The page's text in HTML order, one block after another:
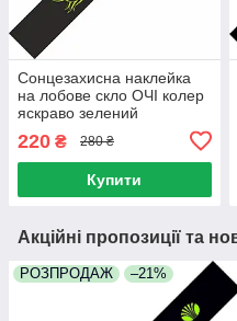
Сонцезахисна наклейка
на лобове скло ОЧІ колер
яскраво зелений
220 ₴ 280 ₴
Купити
Акційні пропозиції та
РОЗПРОДАЖ –21%